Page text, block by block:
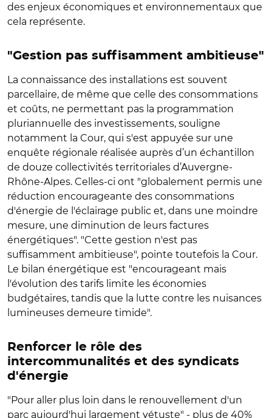
des enjeux économiques et environnementaux que
cela représente.
"Gestion pas suffisamment ambitieuse"
La connaissance des installations est souvent
parcellaire, de même que celle des consommations
et coûts, ne permettant pas la programmation
pluriannuelle des investissements, souligne
notamment la Cour, qui s'est appuyée sur une
enquête régionale réalisée auprès d’un échantillon
de douze collectivités territoriales d’Auvergne-
Rhône-Alpes. Celles-ci ont "globalement permis une
réduction encourageante des consommations
d'énergie de l'éclairage public et, dans une moindre
mesure, une diminution de leurs factures
énergétiques". "Cette gestion n'est pas
suffisamment ambitieuse", pointe toutefois la Cour.
Le bilan énergétique est "encourageant mais
l'évolution des tarifs limite les économies
budgétaires, tandis que la lutte contre les nuisances
lumineuses demeure timide".
Renforcer le rôle des
intercommunalités et des syndicats
d'énergie
"Pour aller plus loin dans le renouvellement d'un
parc aujourd'hui largement vétuste" - plus de 40%